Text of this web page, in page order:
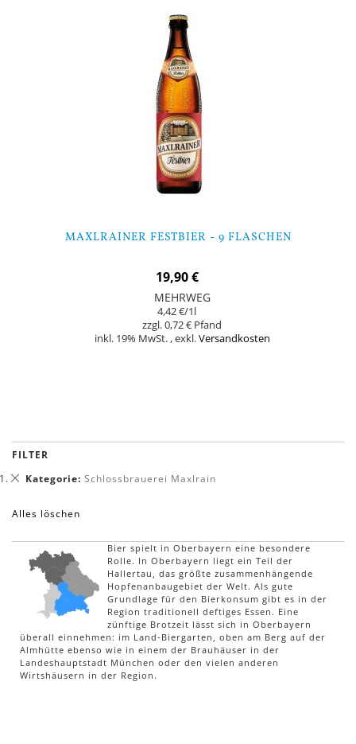
MAXLRAINER FESTBIER - 9 FLASCHEN
19,90 €
MEHRWEG
4,42 €/1l
0,72 €
inkl. 19% MwSt. ,exkl.Versandkosten
FILTER
Kategorie Schlossbrauerei Maxlrain
Dies
Alles löschen
Bier spielt in Oberbayern eine besondere
Rolle. In Oberbayern liegt ein Teil der
Hallertau, das größte zusammenhängende
Hopfenanbaugebiet der Welt. Als gute
Grundlage für den Bierkonsum gibt es in der
Region traditionell deftiges Essen. Eine
zünftige Brotzeit lässt sich in Oberbayern
überall einnehmen: im Land-Biergarten, oben am Berg auf der
Almhütte ebenso wie in einem der Brauhäuser in der
Landeshauptstadt München oder den vielen anderen
Wirtshäusern in der Region.